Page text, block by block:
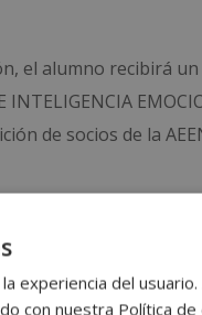
el alumno recibirá
INTELIGENCIA
de socios de la
experiencia del
con nuestra Política de